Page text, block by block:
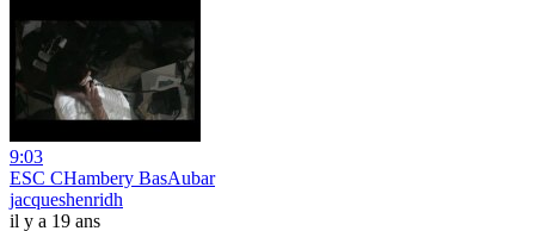
9:03
ESC CHambery BasAubar
jacqueshenridh
il y a 19 ans